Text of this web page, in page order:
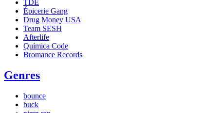
TDE
Épicerie Gang
Drug Money USA
Team SESH
Afterlife
Química Code
Bromance Records
Genres
bounce
buck